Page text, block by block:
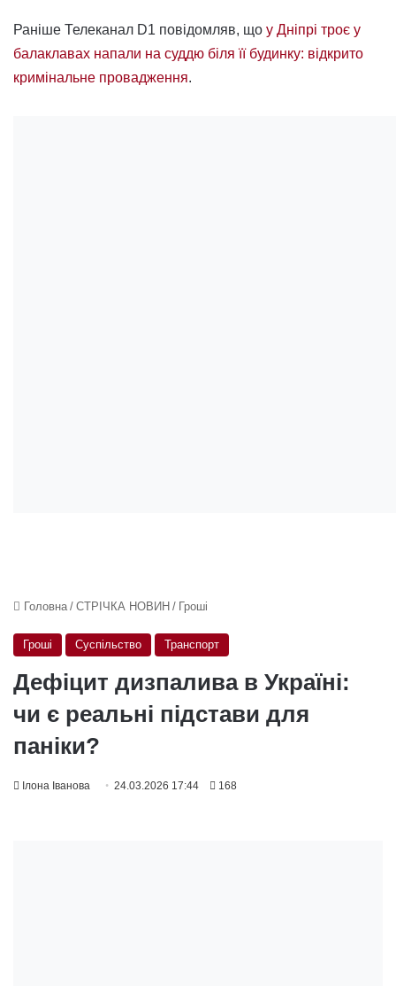
Раніше Телеканал D1 повідомляв, що у Дніпрі троє у
балаклавах напали на суддю біля її будинку: відкрито
кримінальне провадження.